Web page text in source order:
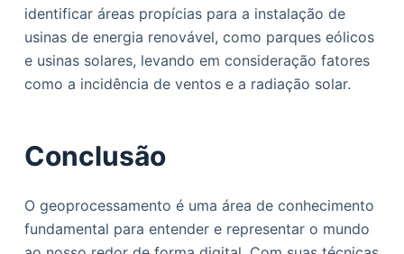
identificar áreas propícias para a instalação de
usinas de energia renovável, como parques eólicos
e usinas solares, levando em consideração fatores
como a incidência de ventos e a radiação solar.
Conclusão
O geoprocessamento é uma área de conhecimento
fundamental para entender e representar o mundo